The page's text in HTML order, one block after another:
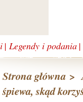
| Legendy i podania |
Strona główna >
śpiewa, skąd